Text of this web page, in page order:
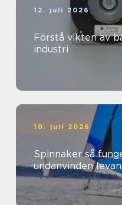
12. juli 2026
Förstå vikten av
industri
10. juli 2026
Spinnaker så fungerar seglet som gör
undanvinden